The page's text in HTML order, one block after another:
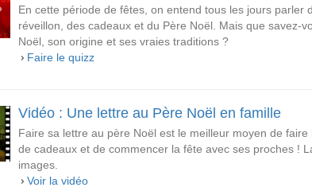
En cette période de fêtes, on entend tous les jours parler
réveillon, des cadeaux et du Père Noël. Mais que savez-
Noël, son origine et ses vraies traditions ?
Faire le quizz
Vidéo : Une lettre au Père Noël en famille
Faire sa lettre au père Noël est le meilleur moyen de faire
de cadeaux et de commencer la fête avec ses proches !
images.
Voir la vidéo